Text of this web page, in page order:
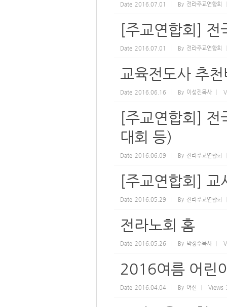
Date 2016.07.01 By 전라주교연합회
[주교연합회] 전
Date 2016.07.01 By 전라주교연합회
교육전도사 추
Date 2016.06.16 By 이성진목사
[주교연합회] 전
대회 등)
Date 2016.06.09 By 전라주교연합회
[주교연합회]
Date 2016.05.29 By 전라주교연합회
전라노회 홈
Date 2016.05.26 By 박정수목사
2016여름 어린
Date 2016.04.04 By 어선 Views